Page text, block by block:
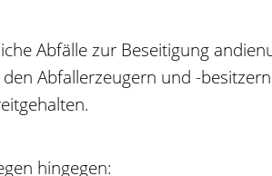
Abfälle zur Beseitigung
Abfallerzeugern und -
hingegen: